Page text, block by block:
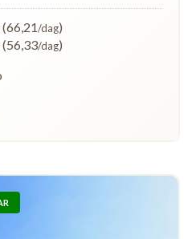
(66,21/dag)
(56,33/dag)